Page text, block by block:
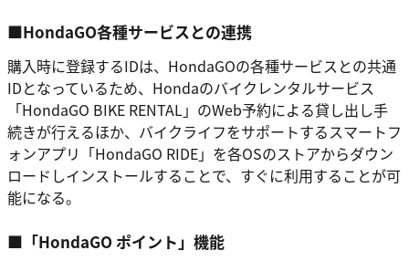
■HondaGO各種サービスとの連携
購入時に登録するIDは、HondaGOの各種サービスとの共通
IDとなっているため、Hondaのバイクレンタルサービス
「HondaGO BIKE RENTAL」のWeb予約による貸し出し手
続きが行えるほか、バイクライフをサポートするスマートフ
ォンアプリ「HondaGO RIDE」を各OSのストアからダウン
ロードしインストールすることで、すぐに利用することが可
能になる。
■「HondaGO ポイント」機能